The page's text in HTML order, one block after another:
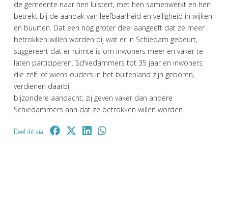
de gemeente naar hen luistert, met hen samenwerkt en hen
betrekt bij de aanpak van leefbaarheid en veiligheid in wijken
en buurten. Dat een nog groter deel aangeeft dat ze meer
betrokken willen worden bij wat er in Schiedam gebeurt,
suggereert dat er ruimte is om inwoners meer en vaker te
laten participeren. Schiedammers tot 35 jaar en inwoners
die zelf, of wiens ouders in het buitenland zijn geboren,
verdienen daarbij
bijzondere aandacht; zij geven vaker dan andere
Schiedammers aan dat ze betrokken willen worden."
Deel dit via: